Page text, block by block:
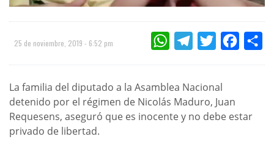
25 de noviembre, 2019 - 6:52 pm WHATSAPPTELEGRAMTWITTER
La familia del diputado a la Asamblea Nacional
detenido por el régimen de Nicolás Maduro, Juan
Requesens, aseguró que es inocente y no debe estar
privado de libertad.